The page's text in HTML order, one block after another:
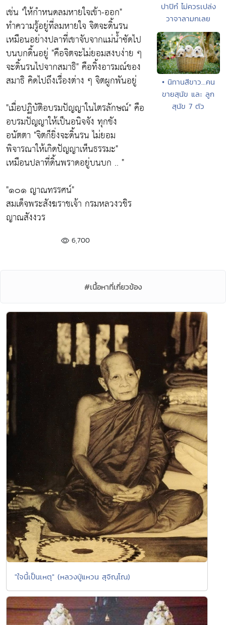
เช่น "ให้กำหนดลมหายใจเข้า-ออก"
ทำความรู้อยู่ที่ลมหายใจ จิตจะดิ้นรน
เหมือนอย่างปลาที่เขาจับจากแม่น้ำซัดไป
บนบกดิ้นอยู่ "คือจิตจะไม่ยอมสงบง่าย ๆ
จะดิ้นรนไปจากสมาธิ" คือทิ้งอารมณ์ของ
สมาธิ คิดไปถึงเรื่องต่าง ๆ จิตผูกพันอยู่
"เมื่อปฏิบัติอบรมปัญญาในไตรลักษณ์" คือ
อบรมปัญญาให้เป็นอนิจจัง ทุกขัง
อนัตตา "จิตก็ยิ่งจะดิ้นรน ไม่ยอม
พิจารณาให้เกิดปัญญาเห็นธรรมะ"
เหมือนปลาที่ดิ้นพราดอยู่บนบก .. "
"๑๐๑ ญาณทรรศน์"
สมเด็จพระสังฆราชเจ้า กรมหลวงวชิร
ญาณสังงวร
6,700
ปาปิกํ ไม่ควรเปล่ง
วาจาลามกเลย
• นิทานสีขาว...คน
ขายสุนัข และ ลูก
สุนัข 7 ตัว
#เนื้อหาที่เกี่ยวข้อง
"ใจนี้เป็นเหตุ" (หลวงปู่แหวน สุจิณฺโณ)